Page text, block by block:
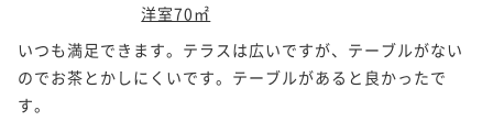
洋室70㎡
いつも満足できます。テラスは広いですが、テーブルがない
のでお茶とかしにくいです。テーブルがあると良かったで
す。